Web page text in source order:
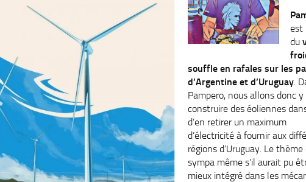
est
du
souffle en rafales sur les
d’Argentine et d’Uruguay .
Pampero, nous allons donc y
construire des éoliennes
d’en retirer un maximum
d’électricité à fournir aux
régions d’Uruguay. Le
sympa même s’il aurait pu
mieux intégré dans les